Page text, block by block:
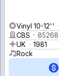
Vinyl 10-12''
CBS
85268
UK
1981
Rock